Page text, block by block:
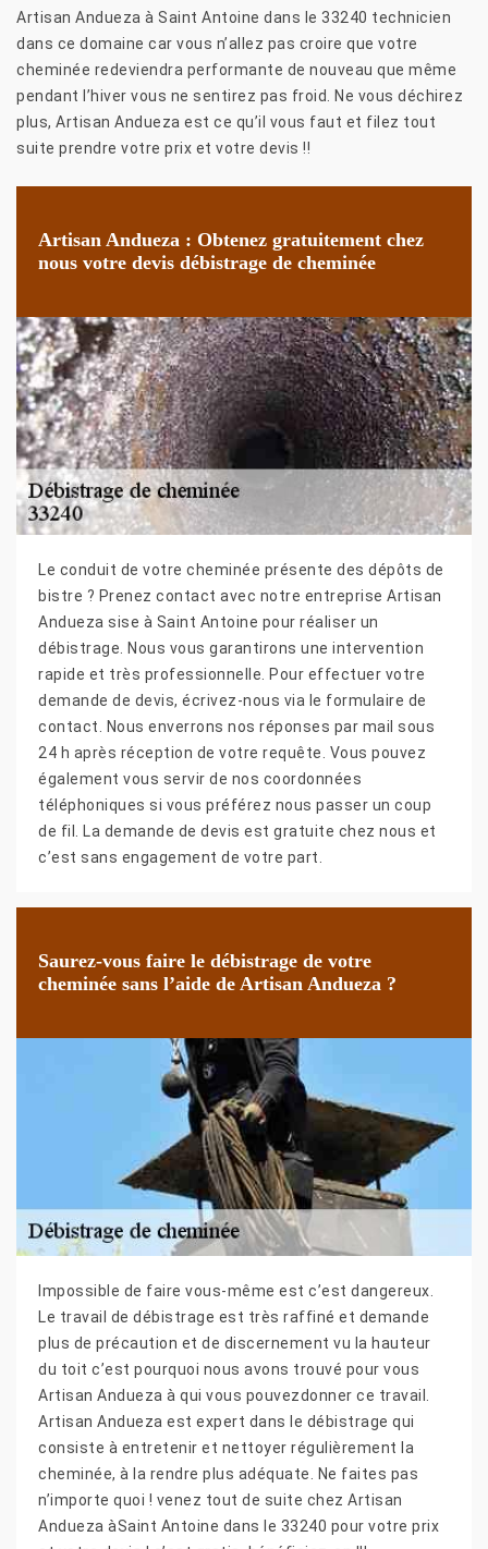
Artisan Andueza à Saint Antoine dans le 33240 technicien
dans ce domaine car vous n’allez pas croire que votre
cheminée redeviendra performante de nouveau que même
pendant l’hiver vous ne sentirez pas froid. Ne vous déchirez
plus, Artisan Andueza est ce qu’il vous faut et filez tout
suite prendre votre prix et votre devis !!
Artisan Andueza : Obtenez gratuitement chez
nous votre devis débistrage de cheminée
Le conduit de votre cheminée présente des dépôts de
bistre ? Prenez contact avec notre entreprise Artisan
Andueza sise à Saint Antoine pour réaliser un
débistrage. Nous vous garantirons une intervention
rapide et très professionnelle. Pour effectuer votre
demande de devis, écrivez-nous via le formulaire de
contact. Nous enverrons nos réponses par mail sous
24 h après réception de votre requête. Vous pouvez
également vous servir de nos coordonnées
téléphoniques si vous préférez nous passer un coup
de fil. La demande de devis est gratuite chez nous et
c’est sans engagement de votre part.
Saurez-vous faire le débistrage de votre
cheminée sans l’aide de Artisan Andueza ?
Impossible de faire vous-même est c’est dangereux.
Le travail de débistrage est très raffiné et demande
plus de précaution et de discernement vu la hauteur
du toit c’est pourquoi nous avons trouvé pour vous
Artisan Andueza à qui vous pouvezdonner ce travail.
Artisan Andueza est expert dans le débistrage qui
consiste à entretenir et nettoyer régulièrement la
cheminée, à la rendre plus adéquate. Ne faites pas
n’importe quoi ! venez tout de suite chez Artisan
Andueza àSaint Antoine dans le 33240 pour votre prix